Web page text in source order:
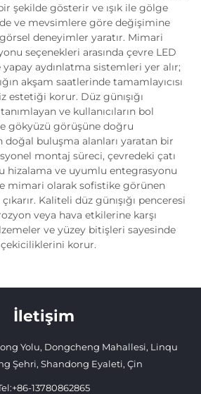
şekilde gösterir ve ışık ile gölge
ve mevsimlere göre değişimine
deneyimler yaratır. Mimari
seçenekleri arasında çevre LED
aydınlatma sistemleri yer alır;
akşam saatlerinde tamamlayıcısı
estetiği korur. Düz günışığı
ve kullanıcıların bol
gökyüzü görüşüne doğru
doğal buluşma alanları yaratan bir
montaj süreci, çevredeki çatı
hizalama ve uyumlu entegrasyonu
mimari olarak sofistike görünen
Kaliteli düz günışığı penceresi
veya hava etkilerine karşı
ve yüzey bitişleri sayesinde
korur.
İletişim
Yolu, Dongcheng Mahallesi, Linqu
Şehri, Shandong Eyaleti, Çin
+86-13780862865